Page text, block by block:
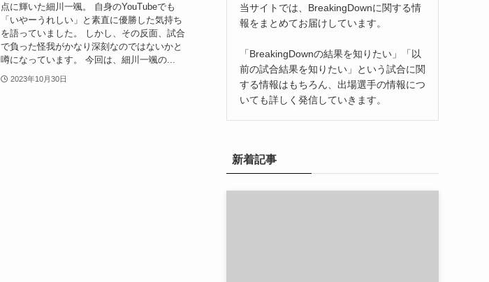
点に輝いた細川一颯。 自身のYouTubeでも
「いやーうれしい」と素直に優勝した気持ち
を語っていました。 しかし、その反面、試合
で負った怪我がかなり深刻なのではないかと
噂になっています。 今回は、細川一颯の...
2023年10月30日
当サイトでは、BreakingDownに関する情
報をまとめてお届けしています。
「BreakingDownの結果を知りたい」「以
前の試合結果を知りたい」という試合に関
する情報はもちろん、出場選手の情報につ
いても詳しく発信していきます。
新着記事